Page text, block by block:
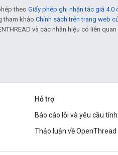
theo Giấy phép ghi nhận tác giả 4.0
tham khảo Chính sách trên trang web
và các nhãn hiệu có liên
Hỗ trợ
Báo cáo lỗi và yêu cầu
Thảo luận về OpenThread